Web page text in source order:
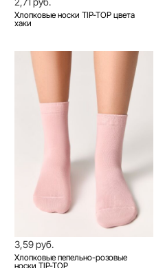
Хлопковые носки TIP-TOP цвета
хаки
3,59 руб.
Хлопковые пепельно-розовые
носки TIP-TOP